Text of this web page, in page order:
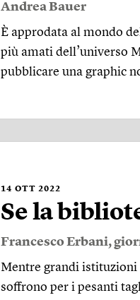
Andrea Bauer
È approdata al mondo
più amati dell’universo
pubblicare una graphic
14 OTT 2022
Se la
Francesco Erbani,
Mentre grandi istituzioni
soffrono per i pesanti